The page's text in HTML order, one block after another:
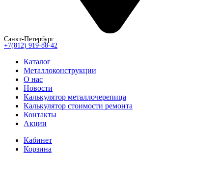
Санкт-Петербург
+7(812) 919-88-42
Каталог
Металлоконструкции
О нас
Новости
Калькулятор металлочерепица
Калькулятор стоимости ремонта
Контакты
Акции
Кабинет
Корзина